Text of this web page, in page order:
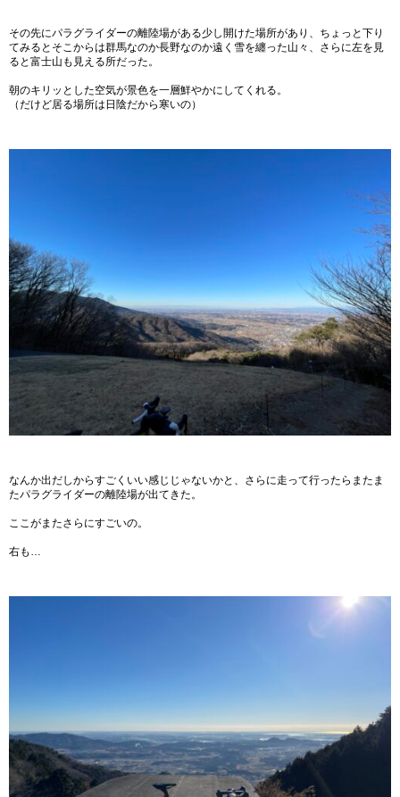
その先にパラグライダーの離陸場がある少し開けた場所があり、ちょっと下り
てみるとそこからは群馬なのか長野なのか遠く雪を纏った山々、さらに左を見
ると富士山も見える所だった。
朝のキリッとした空気が景色を一層鮮やかにしてくれる。
（だけど居る場所は日陰だから寒いの）
なんか出だしからすごくいい感じじゃないかと、さらに走って行ったらまたま
たパラグライダーの離陸場が出てきた。
ここがまたさらにすごいの。
右も…